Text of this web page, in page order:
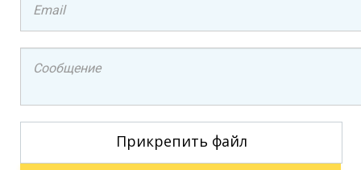
Прикрепить файл